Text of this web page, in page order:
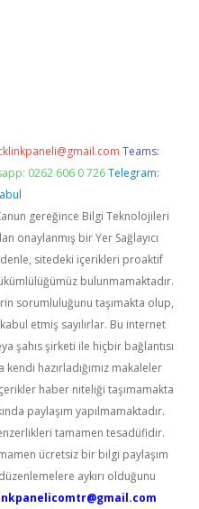
Teams:
0262 606 0 726 Telegram:
gereğince Bilgi Teknolojileri
onaylanmış bir Yer Sağlayıcı
sitedeki içerikleri proaktif
bulunmamaktadır.
sorumluluğunu taşımakta olup,
etmiş sayılırlar. Bu internet
şahıs şirketi ile hiçbir bağlantısı
hazırladığımız makaleler
haber niteliği taşımamakta
paylaşım yapılmamaktadır.
tamamen tesadüfidir.
ücretsiz bir bilgi paylaşım
aykırı olduğunu